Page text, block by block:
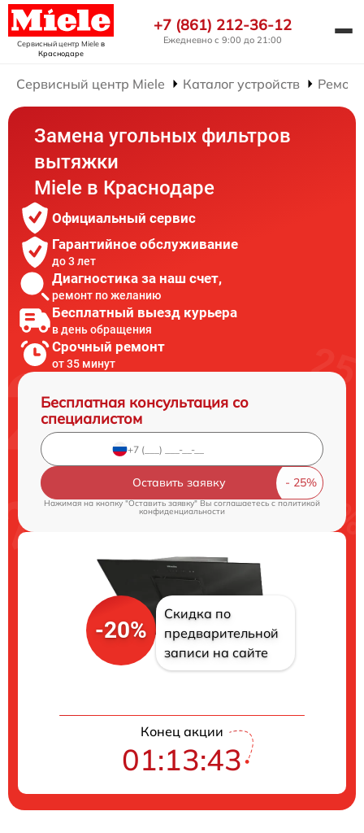
Сервисный центр Mieleв
Краснодаре
+7 (861) 212-36-12
Ежедневно с 9:00 до 21:00
Сервисный центр Miele Каталог устройств
Замена угольных фильтров
вытяжки
Miele в Краснодаре
Официальный сервис
Гарантийное обслуживание
до 3 лет
Диагностика за наш счет,
ремонт по желанию
Бесплатный выезд курьера
в день обращения
Срочный ремонт
от 35 минут
Бесплатная консультация со
специалистом
Оставить заявку
Нажимая на кнопку "Оставить заявку" Вы соглашаетесь cполитикой
конфиденциальности
-20%
Скидка по
предварительной
записи на сайте
Конец акции
01:13:42